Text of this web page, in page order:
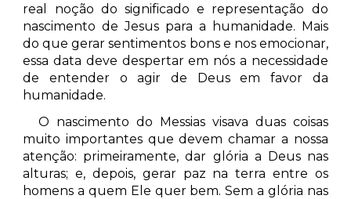
real noção do significado e representação do
nascimento de Jesus para a humanidade. Mais
do que gerar sentimentos bons e nos emocionar,
essa data deve despertar em nós a necessidade
de entender o agir de Deus em favor da
humanidade.
O nascimento do Messias visava duas coisas
muito importantes que devem chamar a nossa
atenção: primeiramente, dar glória a Deus nas
alturas; e, depois, gerar paz na terra entre os
homens a quem Ele quer bem. Sem a glória nas